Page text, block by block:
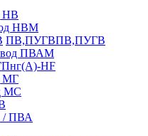
НВ
НВМ
ПВ,ПУГВПВ,ПУГВ
ПВАМ
HF
МГ
МС
ПВА